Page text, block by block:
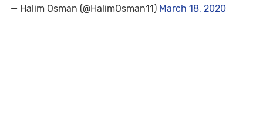
— Halim Osman (@HalimOsman11) March 18, 2020